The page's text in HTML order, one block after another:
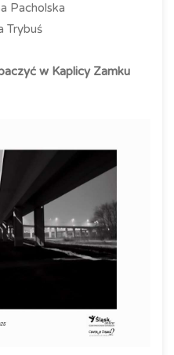
Pacholska
Trybuś
w Kaplicy Zamku